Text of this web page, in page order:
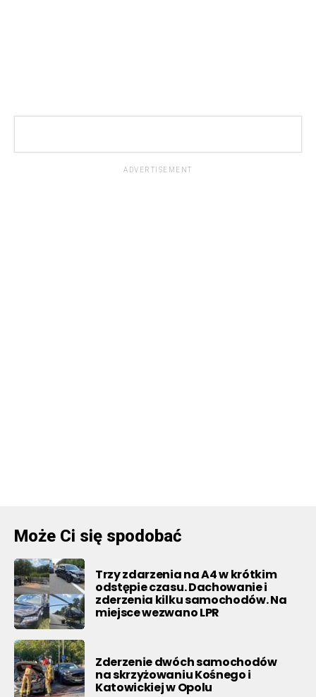
ADVERTISEMENT
Może Ci się spodobać
Trzy zdarzenia na A4 w krótkim
odstępie czasu. Dachowanie i
zderzenia kilku samochodów. Na
miejsce wezwano LPR
Zderzenie dwóch samochodów
na skrzyżowaniu Kośnego i
Katowickiej w Opolu